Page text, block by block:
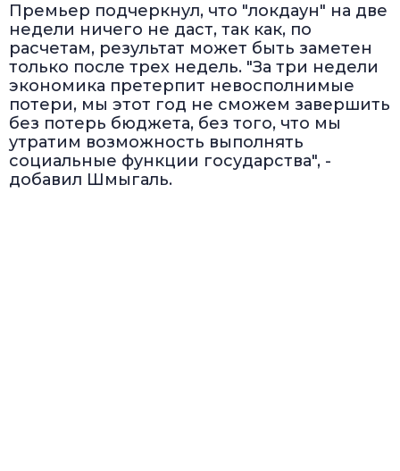
Премьер подчеркнул, что "локдаун" на две
недели ничего не даст, так как, по
расчетам, результат может быть заметен
только после трех недель. "За три недели
экономика претерпит невосполнимые
потери, мы этот год не сможем завершить
без потерь бюджета, без того, что мы
утратим возможность выполнять
социальные функции государства", -
добавил Шмыгаль.